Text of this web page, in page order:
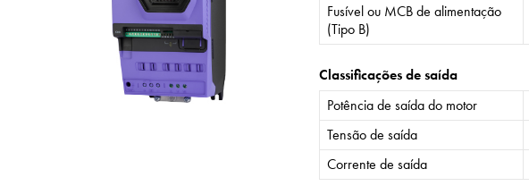
Fusível ou MCB de alimentação
(Tipo B)
Classificações de saída
Potência de saída do motor
Tensão de saída
Corrente de saída